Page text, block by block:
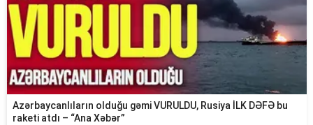
Azərbaycanlıların olduğu gəmi VURULDU, Rusiya İLK DƏFƏ bu
raketi atdı – “Ana Xəbər”